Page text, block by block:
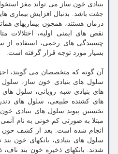
بنیادی خون ساز می تواند مغز
جفت باشد. بدنبال افزایش بیماری
درمان هستند، همچون بیماریهای
نقص های ایمنی اولیه، اختلالات
چسبندگی های رحمی، استفاده از
بسیار مورد توجه قرار گرفته است.
آن گونه که متخصصان می گویند،
سلول های بنیادی خون ساز، سلول
های بنیادی شبه رویانی، سلول های
های کشنده طبیعی، سلول های
نخستین پیوند سلول های بنیادی
انجام شده است. بعد از کشف خون
سلول های بنیادی، بانکهای خون
شدند. بانکهای ذخیره خون بند